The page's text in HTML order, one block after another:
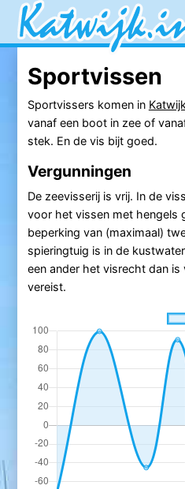
Sportvissen
Sportvissers komen in Katwijk
vanaf een boot in zee of
stek. En de vis bijt goed.
Vergunningen
De zeevisserij is vrij. In de
voor het vissen met hengels
beperking van (maximaal)
spieringtuig is in de
een ander het visrecht dan
vereist.